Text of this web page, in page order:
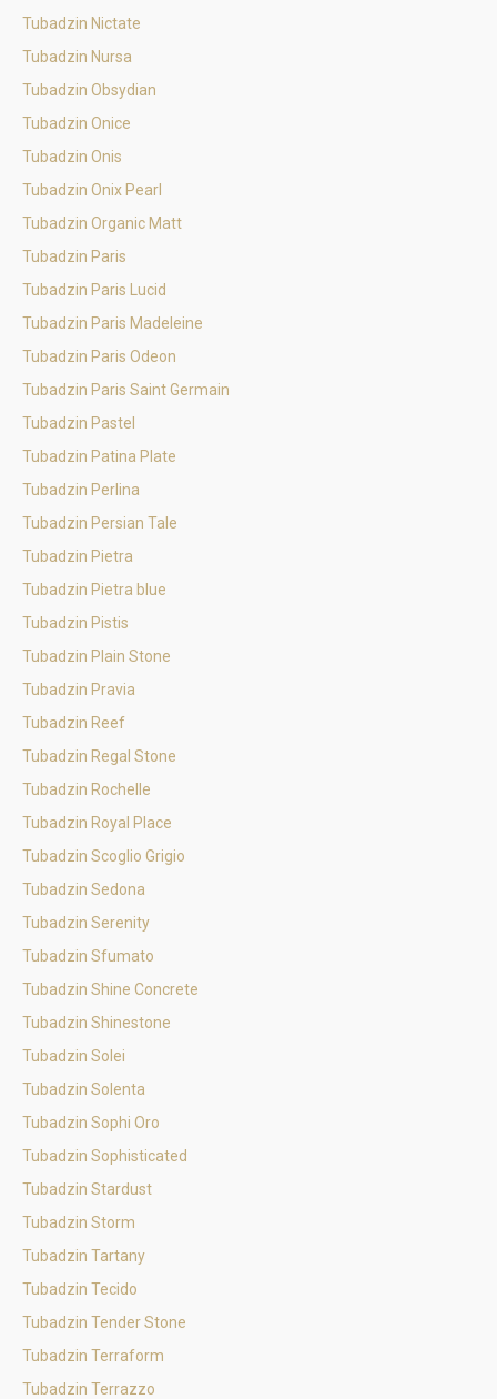
Tubadzin Nictate
Tubadzin Nursa
Tubadzin Obsydian
Tubadzin Onice
Tubadzin Onis
Tubadzin Onix Pearl
Tubadzin Organic Matt
Tubadzin Paris
Tubadzin Paris Lucid
Tubadzin Paris Madeleine
Tubadzin Paris Odeon
Tubadzin Paris Saint Germain
Tubadzin Pastel
Tubadzin Patina Plate
Tubadzin Perlina
Tubadzin Persian Tale
Tubadzin Pietra
Tubadzin Pietra blue
Tubadzin Pistis
Tubadzin Plain Stone
Tubadzin Pravia
Tubadzin Reef
Tubadzin Regal Stone
Tubadzin Rochelle
Tubadzin Royal Place
Tubadzin Scoglio Grigio
Tubadzin Sedona
Tubadzin Serenity
Tubadzin Sfumato
Tubadzin Shine Concrete
Tubadzin Shinestone
Tubadzin Solei
Tubadzin Solenta
Tubadzin Sophi Oro
Tubadzin Sophisticated
Tubadzin Stardust
Tubadzin Storm
Tubadzin Tartany
Tubadzin Tecido
Tubadzin Tender Stone
Tubadzin Terraform
Tubadzin Terrazzo